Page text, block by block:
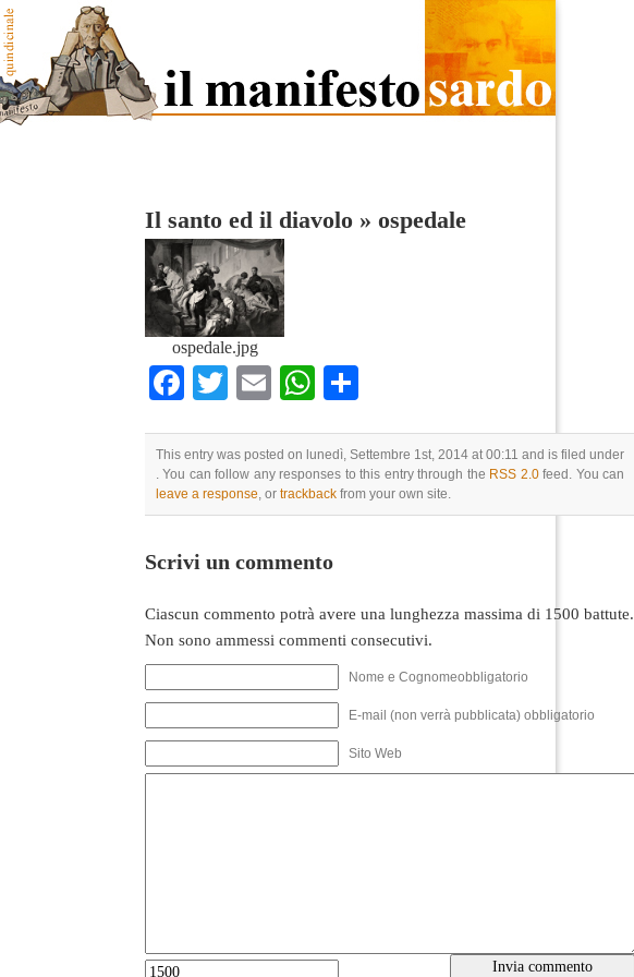
Il santo ed il diavolo » ospedale
ospedale.jpg
Facebook
TwitterEmailWhatsApp
This entry was posted on lunedì, Settembre 1st, 2014 at 00:11 and is filed under
. You can follow any responses to this entry through the RSS 2.0feed. You can
leave a response, or trackback from your own site.
Scrivi un commento
Ciascun commento potrà avere una lunghezza massima di 1500 battute.
Non sono ammessi commenti consecutivi.
Nome e Cognomeobbligatorio
E-mail (non verrà pubblicata) obbligatorio
Sito Web